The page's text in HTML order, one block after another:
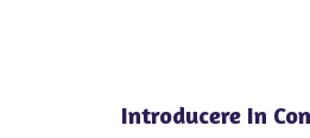
Introducere In